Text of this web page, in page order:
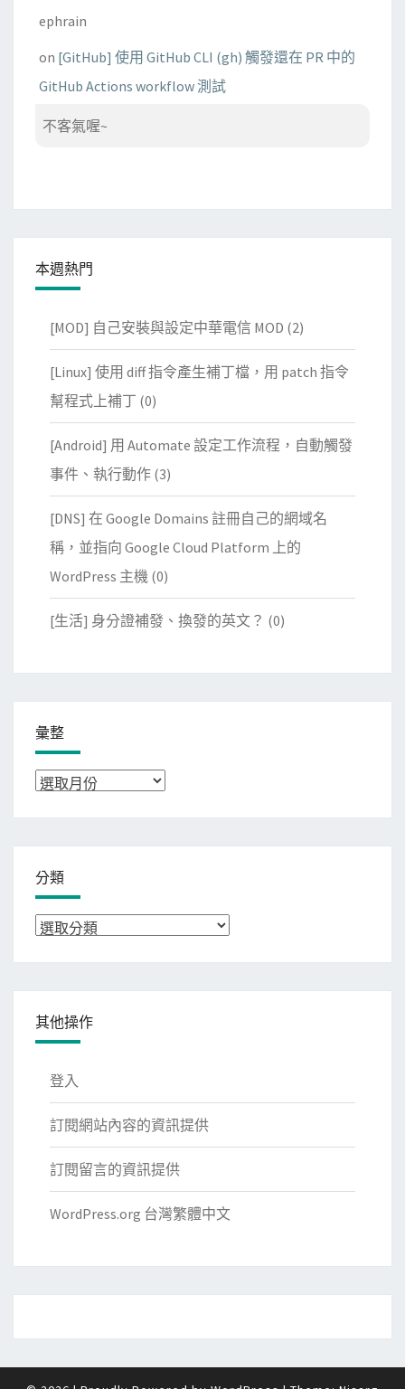
ephrain
on [GitHub] 使用 GitHub CLI (gh) 觸發還在 PR 中的
GitHub Actions workflow 測試
不客氣喔~
本週熱門
[MOD] 自己安裝與設定中華電信 MOD (2)
[Linux] 使用 diff 指令產生補丁檔，用 patch 指令
幫程式上補丁 (0)
[Android] 用 Automate 設定工作流程，自動觸發
事件、執行動作 (3)
[DNS] 在 Google Domains 註冊自己的網域名
稱，並指向 Google Cloud Platform 上的
WordPress 主機 (0)
[生活] 身分證補發、換發的英文？ (0)
彙整
彙
分類
分
其他操作
登入
訂閱網站內容的資訊提供
訂閱留言的資訊提供
WordPress.org 台灣繁體中文